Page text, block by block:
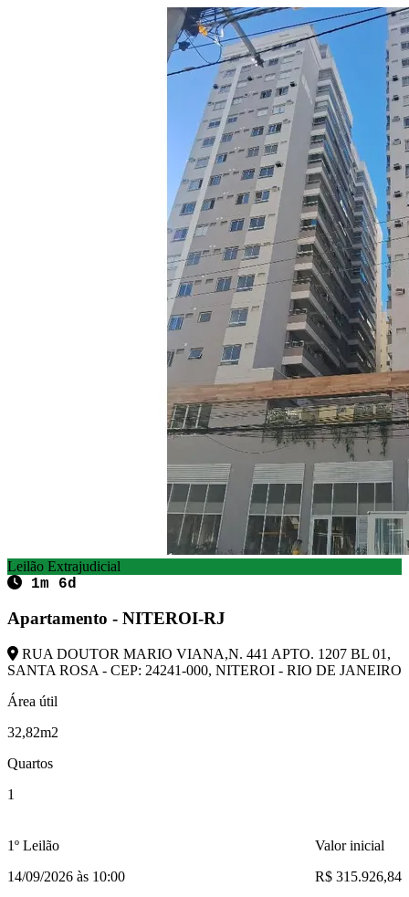
Leilão Extrajudicial
1m 6d
Apartamento - NITEROI-RJ
RUA DOUTOR MARIO VIANA,N. 441 APTO. 1207 BL 01,
SANTA ROSA - CEP: 24241-000, NITEROI - RIO DE JANEIRO
Área útil
32,82m2
Quartos
1
1º Leilão
14/09/2026 às 10:00
Valor inicial
R$ 315.926,84